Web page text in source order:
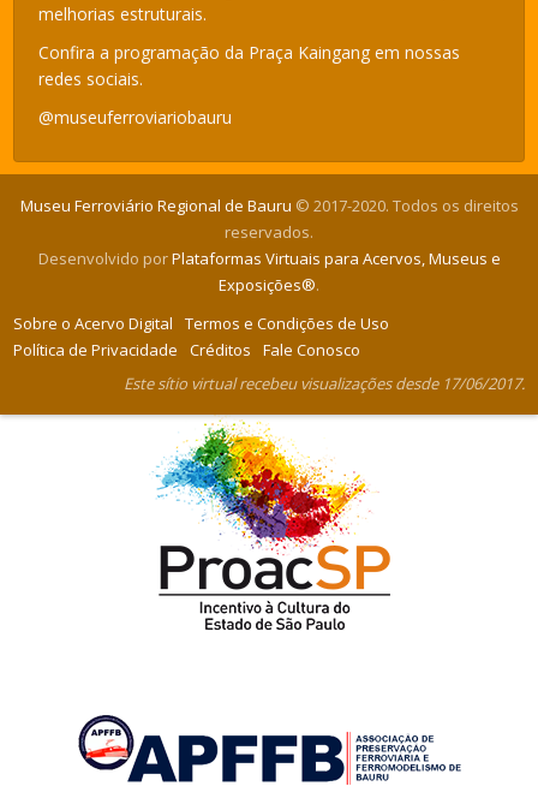
melhorias estruturais.
Confira a programação da Praça Kaingang em nossas
redes sociais.
@museuferroviariobauru
Museu Ferroviário Regional de Bauru © 2017-2020. Todos os direitos
reservados.
Desenvolvido porPlataformas Virtuais para Acervos, Museus e
Exposições®.
Sobre o Acervo Digital
Termos e Condições de Uso
Política de Privacidade
Créditos
Fale Conosco
Este sítio virtual recebeu visualizações desde 17/06/2017.